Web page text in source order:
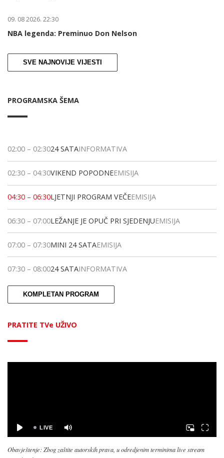
09. 08 2026. 22:30
NBA legenda: Preminuo Don Nelson
SVE NAJNOVIJE VIJESTI
PROGRAMSKA ŠEMA
02:00 – 02:3024 SATAINFORMATIVA
02:30 – 04:30VIKEND POPODNEEMISIJA
04:30 – 06:30LJETNJI PROGRAM VEČEEMISIJA
06:30 – 07:00LEŽANJE JE OPUČ PRI SJEDENJUEMISIJA
07:00 – 07:30MINI 24 SATAEMISIJA
07:30 – 08:0024 SATAINFORMATIVA
KOMPLETAN PROGRAM
PRATITE TVe UŽIVO
Obavještenje: Zbog zaštite autorskih prava, u odredjenim terminima live stream